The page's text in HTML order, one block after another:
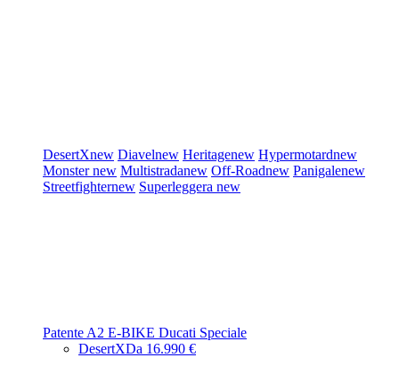
DesertXnew Diavelnew Heritagenew Hypermotardnew
Monsternew Multistradanew Off-Roadnew Panigalenew
Streetfighternew Superleggera new
Patente A2 E-BIKE Ducati Speciale
DesertXDa 16.990 €